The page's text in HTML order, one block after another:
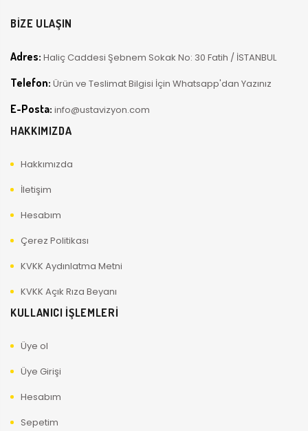
BİZE ULAŞIN
Adres: Haliç Caddesi Şebnem Sokak No: 30 Fatih / İSTANBUL
Telefon: Ürün ve Teslimat Bilgisi İçin Whatsapp'dan Yazınız
E-Posta: info@ustavizyon.com
HAKKIMIZDA
Hakkımızda
İletişim
Hesabım
Çerez Politikası
KVKK Aydınlatma Metni
KVKK Açık Rıza Beyanı
KULLANICI İŞLEMLERİ
Üye ol
Üye Girişi
Hesabım
Sepetim